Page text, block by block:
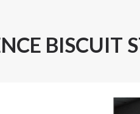
BISCUIT